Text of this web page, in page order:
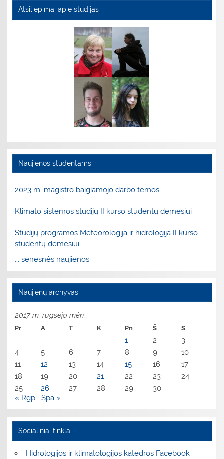
Atsiliepimai apie studijas
Naujienos studentams
2023 m. magistro baigiamojo darbo temos
Klimato sistemos studijų II kurso studentų dėmesiui
Studijų programos Meteorologija ir hidrologija II kurso
studentų dėmesiui
... senesnės naujienos
Naujienų archyvas
2017 m. rugsėjo mėn.
Pr A T K Pn Š S
1 2
3
4
5 6 7 8 9
10
11
12 13 14 15 16
17
18
19 20 21 22 23
24
25
26 27 28 29
30
« Rgp
Spa »
Socialiniai tinklai
Hidrologijos ir klimatologijos katedros Facebook